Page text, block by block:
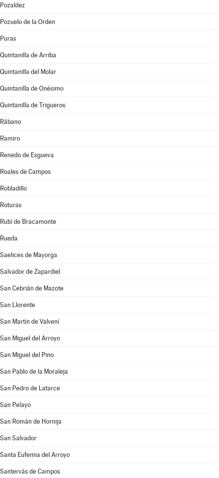
Pozaldez
Pozuelo de la Orden
Puras
Quintanilla de Arriba
Quintanilla del Molar
Quintanilla de Onésimo
Quintanilla de Trigueros
Rábano
Ramiro
Renedo de Esgueva
Roales de Campos
Robladillo
Roturas
Rubí de Bracamonte
Rueda
Saelices de Mayorga
Salvador de Zapardiel
San Cebrián de Mazote
San Llorente
San Martín de Valvení
San Miguel del Arroyo
San Miguel del Pino
San Pablo de la Moraleja
San Pedro de Latarce
San Pelayo
San Román de Hornija
San Salvador
Santa Eufemia del Arroyo
Santervás de Campos